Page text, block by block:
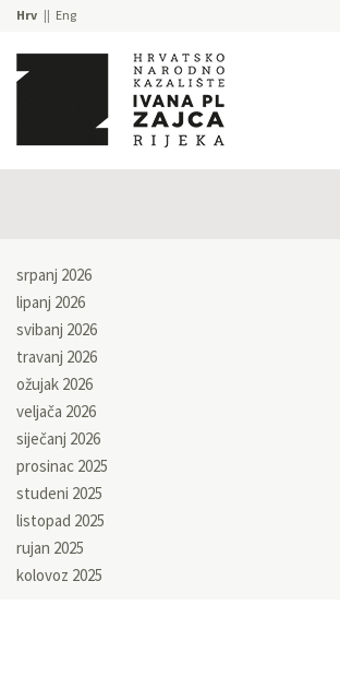
Hrv Eng
srpanj 2026
lipanj 2026
svibanj 2026
travanj 2026
ožujak 2026
veljača 2026
siječanj 2026
prosinac 2025
studeni 2025
listopad 2025
rujan 2025
kolovoz 2025